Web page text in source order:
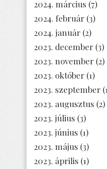
2024. március (7)
2024. február (3)
2024. január (2)
2023. december (3)
2023. november (2)
2023. október (1)
2023. szeptember
2023. augusztus (2)
2023. július (3)
2023. június (1)
2023. május (3)
2023. április (1)